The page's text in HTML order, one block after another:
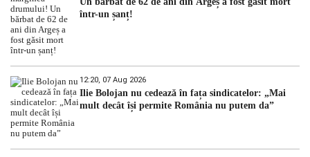
într-un șanț!
12:20, 07 Aug 2026
Ilie Bolojan nu cedează în fața sindicatelor: „Mai
mult decât își permite România nu putem da”